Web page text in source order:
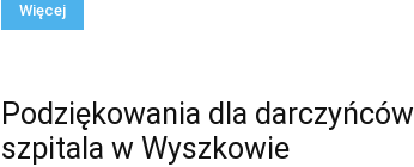
Więcej
Podziękowania dla darczyńców
szpitala w Wyszkowie